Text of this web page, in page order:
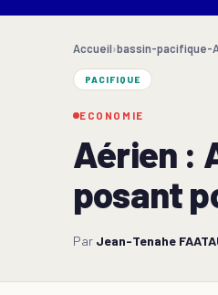
Accueil›bassin-pacifique-
PACIFIQUE
ECONOMIE
Aérien :
posant
Par Jean-Tenahe